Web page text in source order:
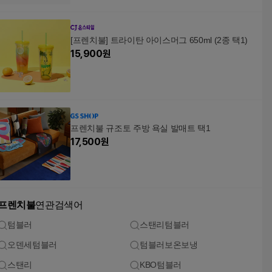
[프렌치불] 트라이탄 아이스머그 650ml (2종 택1)
15,900원
프렌치불 규조토 주방 욕실 발매트 택1
17,500원
렌치불연관검색어
텀블러 스탠리텀블러
오덴세텀블러 텀블러보온보냉
스탠리 KBO텀블러